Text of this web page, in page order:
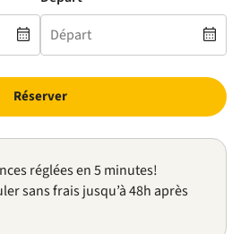
Réserver
réglées en 5 minutes!
sans frais jusqu’à 48h après